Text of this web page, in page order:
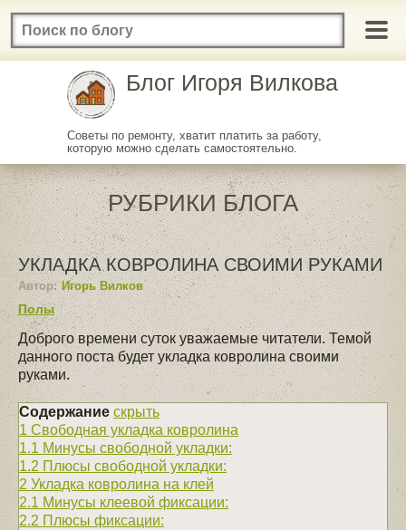
Блог Игоря Вилкова
Советы по ремонту, хватит платить за работу,
которую можно сделать самостоятельно.
РУБРИКИ БЛОГА
УКЛАДКА КОВРОЛИНА СВОИМИ РУКАМИ
Автор: Игорь Вилков
Полы
Доброго времени суток уважаемые читатели. Темой
данного поста будет укладка ковролина своими
руками.
Содержание скрыть
1 Свободная укладка ковролина
1.1 Минусы свободной укладки:
1.2 Плюсы свободной укладки:
2 Укладка ковролина на клей
2.1 Минусы клеевой фиксации:
2.2 Плюсы фиксации: